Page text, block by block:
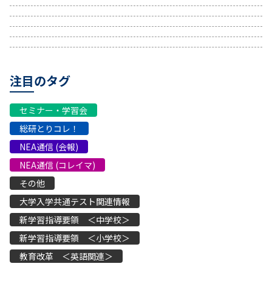
注目のタグ
セミナー・学習会
総研とりコレ！
NEA通信 (会報)
NEA通信 (コレイマ)
その他
大学入学共通テスト関連情報
新学習指導要領 ＜中学校＞
新学習指導要領 ＜小学校＞
教育改革 ＜英語関連＞